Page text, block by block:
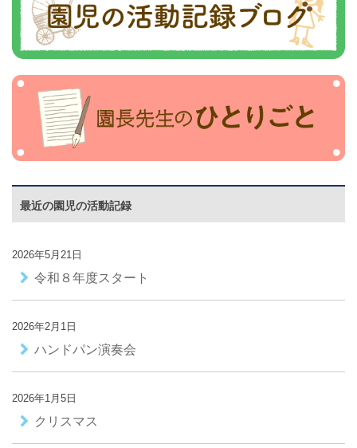
最近の園児の活動記録
2026年5月21日
令和８年度スタート
2026年2月1日
ハンドパン演奏会
2026年1月5日
クリスマス